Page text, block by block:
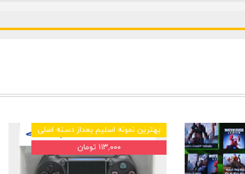
بهترین نمونه اسلیم بعداز دسته اصلی
۱۱۳,۰۰۰ تومان